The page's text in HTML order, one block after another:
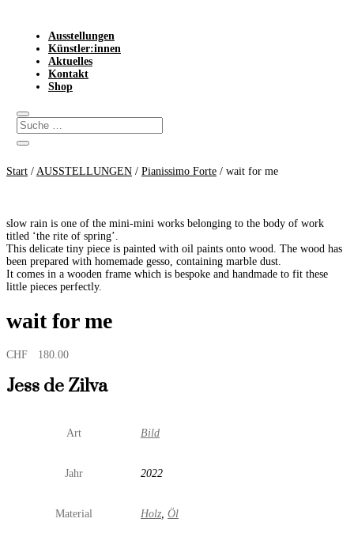
Ausstellungen
Künstler:innen
Aktuelles
Kontakt
Shop
Start / AUSSTELLUNGEN / Pianissimo Forte / wait for me
slow rain is one of the mini-mini works belonging to the body of work
titled ‘the rite of spring’.
This delicate tiny piece is painted with oil paints onto wood. The wood has
been prepared with homemade gesso, containing marble dust.
It comes in a wooden frame which is bespoke and handmade to fit these
little pieces perfectly.
wait for me
CHF 180.00
Jess de Zilva
Art Bild
Jahr 2022
Material Holz Öl